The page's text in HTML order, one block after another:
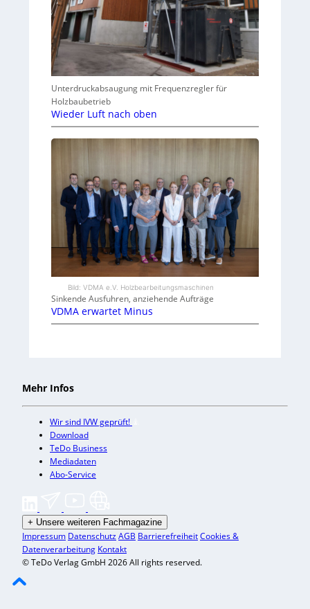
Unterdruckabsaugung mit Frequenzregler für
Holzbaubetrieb
Wieder Luft nach oben
Bild: VDMA e.V. Holzbearbeitungsmaschinen
Sinkende Ausfuhren, anziehende Aufträge
VDMA erwartet Minus
Mehr Infos
Wir sind IVW geprüft!
Download
TeDo Business
Mediadaten
Abo-Service
+ Unsere weiteren Fachmagazine
Impressum DatenschutzAGB BarrierefreiheitCookies &
Datenverarbeitung Kontakt
© TeDo Verlag GmbH 2026 All rights reserved.